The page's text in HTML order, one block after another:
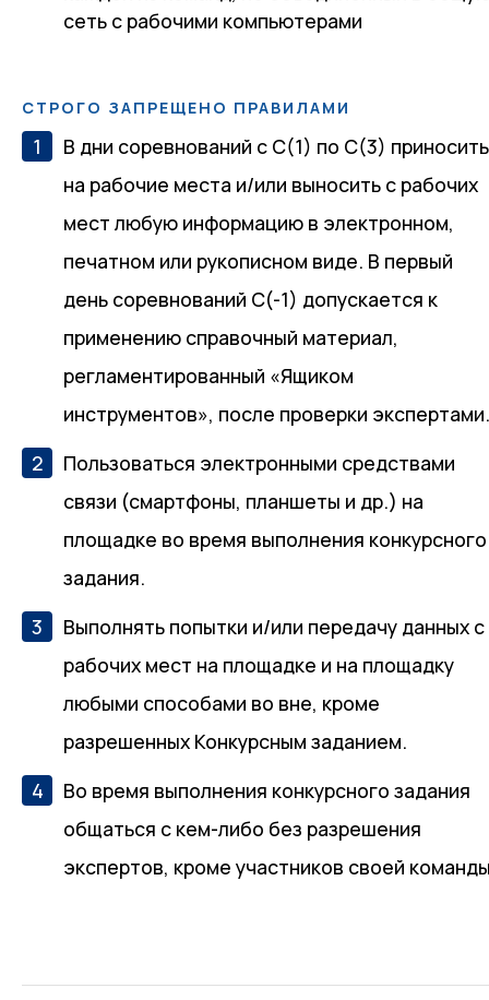
сеть с рабочими компьютерами
СТРОГО ЗАПРЕЩЕНО ПРАВИЛАМИ
В дни соревнований с С(1) по С(3) приносить
на рабочие места и/или выносить с рабочих
мест любую информацию в электронном,
печатном или рукописном виде. В первый
день соревнований С(-1) допускается к
применению справочный материал,
регламентированный «Ящиком
инструментов», после проверки
Пользоваться электронными средствами
связи (смартфоны, планшеты и др.) на
площадке во время выполнения конкурсного
задания.
Выполнять попытки и/или передачу данных с
рабочих мест на площадке и на площадку
любыми способами во вне, кроме
разрешенных Конкурсным заданием.
Во время выполнения конкурсного задания
общаться с кем-либо без разрешения
экспертов, кроме участников своей